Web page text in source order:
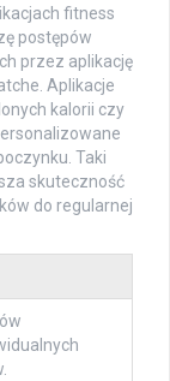
fitness
postępów
przez aplikację
Aplikacje
kalorii czy
Taki
skuteczność
do regularnej